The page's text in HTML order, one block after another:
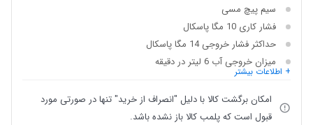
سیم پیچ مسی
فشار کاری 10 مگا پاسکال
حداکثر فشار خروجی 14 مگا پاسکال
میزان خروجی آب 6 لیتر در دقیقه
+ اطلاعات بیشتر
امکان برگشت کالا با دلیل "انصراف از خرید" تنها در صورتی مورد
قبول است که پلمب کالا باز نشده باشد.